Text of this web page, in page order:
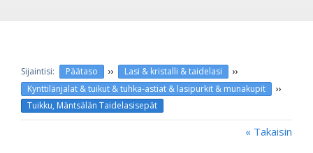
Päätaso ›› Lasi & kristalli & taidelasi ››
Kynttilänjalat & tuikut & tuhka-astiat & lasipurkit & munakupit ››
Tuikku, Mäntsälän Taidelasisepät
« Takaisin